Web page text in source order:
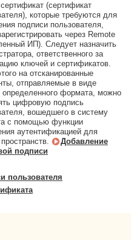
(сертификат
которые требуются для
подписи пользователя,
через Remote
ИП). Следует назначить
ответственного за
ключей и сертификатов.
на отсканированные
отправляемые в виде
формата, можно
цифровую подпись
вошедшего в систему
с помощью функции
аутентификацией для
Добавление
подписи
пользователя